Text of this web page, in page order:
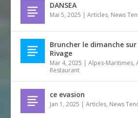
DANSEA
Mai 5, 2025 |Articles, News
Bruncher le dimanche
Rivage
Mar 4, 2025 |Alpes-Maritimes,
Restaurant
ce evasion
Jan 1, 2025 |Articles, News